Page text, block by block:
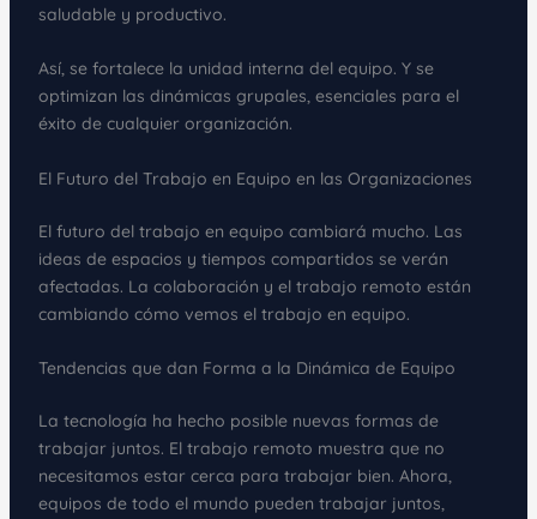
saludable y productivo.
Así, se fortalece la unidad interna del equipo. Y se
optimizan las dinámicas grupales, esenciales para el
éxito de cualquier organización.
El Futuro del Trabajo en Equipo en las Organizaciones
El futuro del trabajo en equipo cambiará mucho. Las
ideas de espacios y tiempos compartidos se verán
afectadas. La colaboración y el trabajo remoto están
cambiando cómo vemos el trabajo en equipo.
Tendencias que dan Forma a la Dinámica de Equipo
La tecnología ha hecho posible nuevas formas de
trabajar juntos. El trabajo remoto muestra que no
necesitamos estar cerca para trabajar bien. Ahora,
equipos de todo el mundo pueden trabajar juntos,